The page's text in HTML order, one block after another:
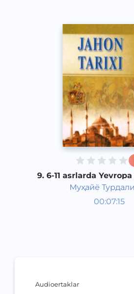
Audioertaklar
9. 6-11 asrlarda
Муҳайё
00:07:15
Jahon tarixi 7 sinf